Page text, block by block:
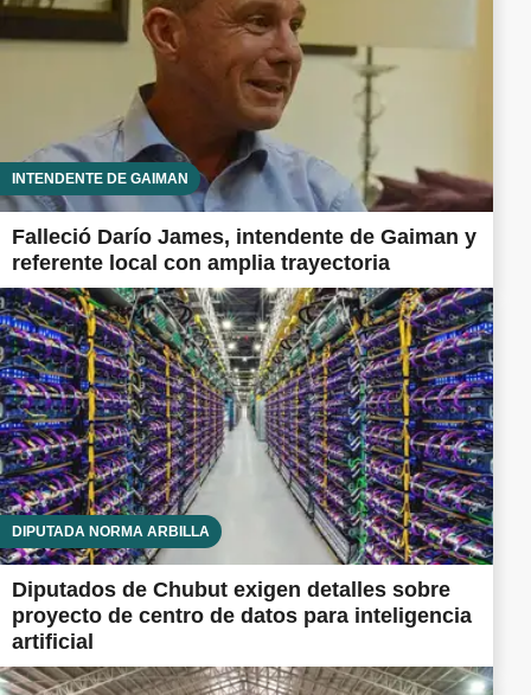
INTENDENTE DE GAIMAN
Falleció Darío James, intendente de Gaiman y
referente local con amplia trayectoria
DIPUTADA NORMA ARBILLA
Diputados de Chubut exigen detalles sobre
proyecto de centro de datos para inteligencia
artificial